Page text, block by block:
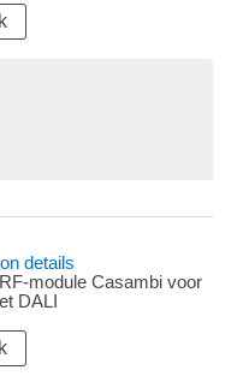
details
module Casambi voor
DALI